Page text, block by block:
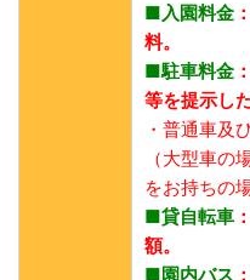
■入園料金
料。
■駐車料金
等を提示し
・普通車及
（大型車の
をお持ちの
■貸自転車
額。
■園内バス